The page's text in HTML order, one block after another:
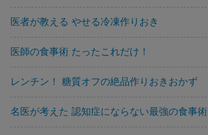
医者が教える やせる冷凍作りおき
医師の食事術 たったこれだけ！
レンチン！ 糖質オフの絶品作りおきおかず
名医が考えた 認知症にならない最強の食事術